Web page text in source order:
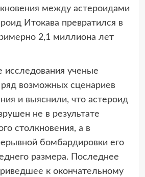
между астероидами
Итокава превратился в
2,1 миллиона лет
исследования ученые
возможных сценариев
и выяснили, что астероид
не в результате
столкновения, а в
бомбардировки его
размера. Последнее
к окончательному